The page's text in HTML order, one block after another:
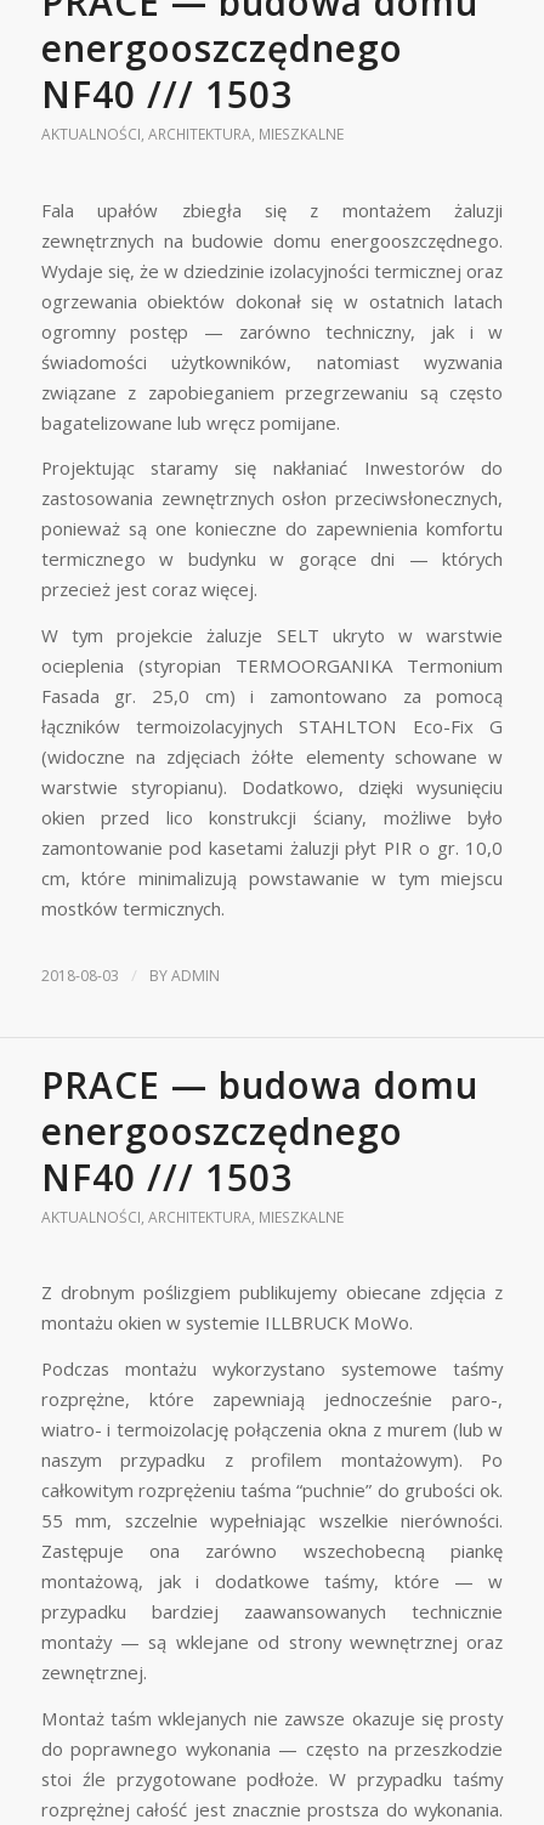
energooszczędnego
NF40 /// 1503
AKTUALNOŚCI, ARCHITEKTURA, MIESZKALNE
Fala upałów zbiegła się z montażem żaluzji
zewnętrznych na budowie domu energooszczędnego.
Wydaje się, że w dziedzinie izolacyjności termicznej oraz
ogrzewania obiektów dokonał się w ostatnich latach
ogromny postęp — zarówno techniczny, jak i w
świadomości użytkowników, natomiast wyzwania
związane z zapobieganiem przegrzewaniu są często
bagatelizowane lub wręcz pomijane.
Projektując staramy się nakłaniać Inwestorów do
zastosowania zewnętrznych osłon przeciwsłonecznych,
ponieważ są one konieczne do zapewnienia komfortu
termicznego w budynku w gorące dni — których
przecież jest coraz więcej.
W tym projekcie żaluzje SELT ukryto w warstwie
ocieplenia (styropian TERMOORGANIKA Termonium
Fasada gr. 25,0 cm) i zamontowano za pomocą
łączników termoizolacyjnych STAHLTON Eco-Fix G
(widoczne na zdjęciach żółte elementy schowane w
warstwie styropianu). Dodatkowo, dzięki wysunięciu
okien przed lico konstrukcji ściany, możliwe było
zamontowanie pod kasetami żaluzji płyt PIR o gr. 10,0
cm, które minimalizują powstawanie w tym miejscu
mostków termicznych.
2018-08-03 / BYADMIN
PRACE — budowa domu
energooszczędnego
NF40 /// 1503
AKTUALNOŚCI, ARCHITEKTURA, MIESZKALNE
Z drobnym poślizgiem publikujemy obiecane zdjęcia z
montażu okien w systemie ILLBRUCK MoWo.
Podczas montażu wykorzystano systemowe taśmy
rozprężne, które zapewniają jednocześnie paro-,
wiatro- i termoizolację połączenia okna z murem (lub w
naszym przypadku z profilem montażowym). Po
całkowitym rozprężeniu taśma “puchnie” do grubości ok.
55 mm, szczelnie wypełniając wszelkie nierówności.
Zastępuje ona zarówno wszechobecną piankę
montażową, jak i dodatkowe taśmy, które — w
przypadku bardziej zaawansowanych technicznie
montaży — są wklejane od strony wewnętrznej oraz
zewnętrznej.
Montaż taśm wklejanych nie zawsze okazuje się prosty
do poprawnego wykonania — często na przeszkodzie
stoi źle przygotowane podłoże. W przypadku taśmy
rozprężnej całość jest znacznie prostsza do wykonania.